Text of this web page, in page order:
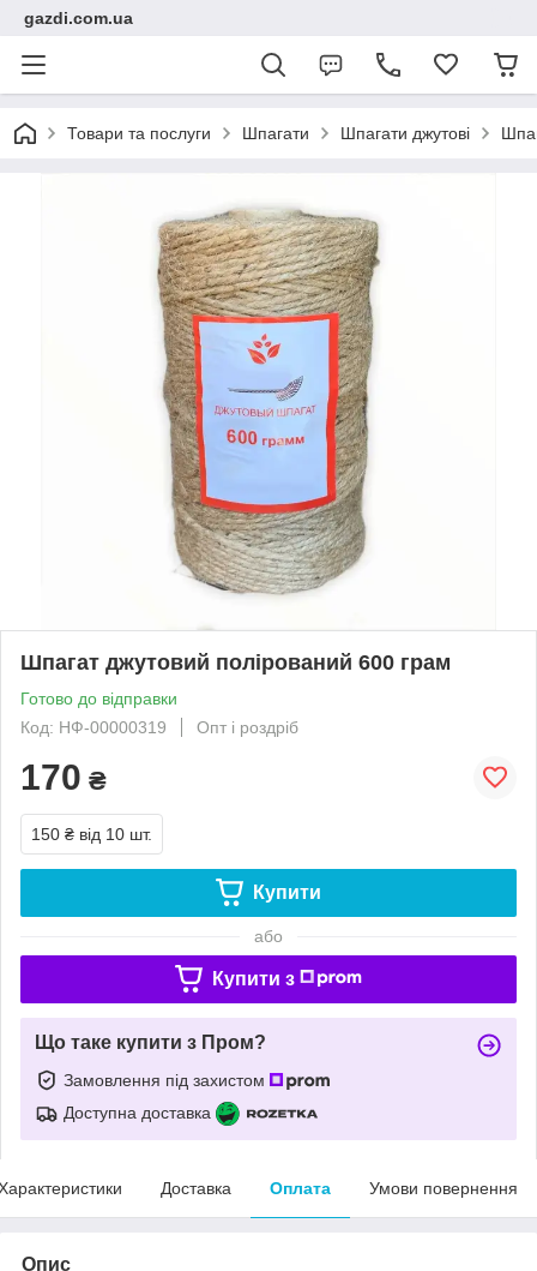
gazdi.com.ua
Товари та послуги Шпагати Шпагати джутові
Шпагат джутовий полірований 600 грам
Готово до відправки
Код: НФ-00000319
Опт і роздріб
170 ₴
150 ₴ від 10 шт.
Купити
або
Купити з
Що таке купити з Пром?
Замовлення під захистом
Доступна доставка
Доставка Оплата Умови повернення
Опис